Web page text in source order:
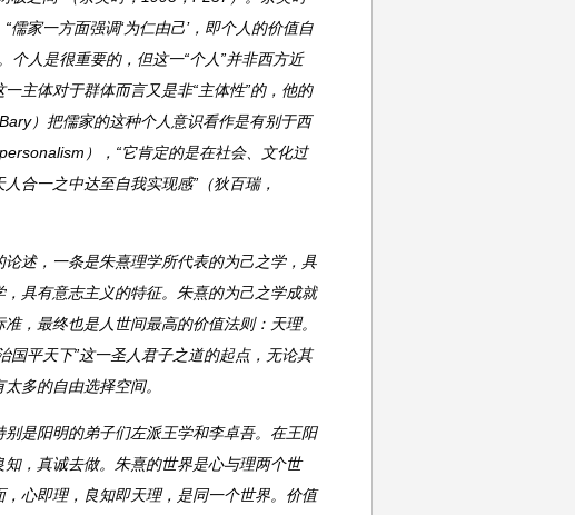
家一方面强调‘为仁由己’，即个人的价值自
个人是很重要的，但这一“个人”并非西方近
主体对于群体而言又是非“主体性”的，他的
）把儒家的这种个人意识看作是有别于西
），“它肯定的是在社会、文化过
合一之中达至自我实现感”（狄百瑞，
述，一条是朱熹理学所代表的为己之学，具
具有意志主义的特征。朱熹的为己之学成就
，最终也是人世间最高的价值法则：天理。
国平天下”这一圣人君子之道的起点，无论其
多的自由选择空间。
是阳明的弟子们左派王学和李卓吾。在王阳
，真诚去做。朱熹的世界是心与理两个世
心即理，良知即天理，是同一个世界。价值